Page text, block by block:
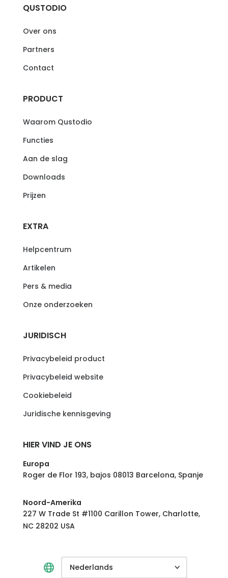
QUSTODIO
Over ons
Partners
Contact
PRODUCT
Waarom Qustodio
Functies
Aan de slag
Downloads
Prijzen
EXTRA
Helpcentrum
Artikelen
Pers & media
Onze onderzoeken
JURIDISCH
Privacybeleid product
Privacybeleid website
Cookiebeleid
Juridische kennisgeving
HIER VIND JE ONS
Europa
Roger de Flor 193, bajos 08013 Barcelona, Spanje
Noord-Amerika
227 W Trade St #1100 Carillon Tower, Charlotte,
NC 28202 USA
Nederlands